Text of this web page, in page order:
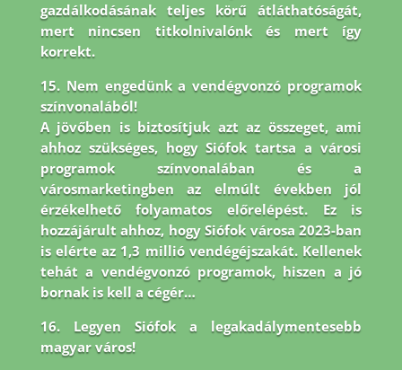
gazdálkodásának teljes körű átláthatóságát,
mert nincsen titkolnivalónk és mert így
korrekt.
15. Nem engedünk a vendégvonzó programok
színvonalából!
A jövőben is biztosítjuk azt az összeget, ami
ahhoz szükséges, hogy Siófok tartsa a városi
programok színvonalában és a
városmarketingben az elmúlt években jól
érzékelhető folyamatos előrelépést. Ez is
hozzájárult ahhoz, hogy Siófok városa 2023-ban
is elérte az 1,3 millió vendégéjszakát. Kellenek
tehát a vendégvonzó programok, hiszen a jó
bornak is kell a cégér…
16. Legyen Siófok a legakadálymentesebb
magyar város!